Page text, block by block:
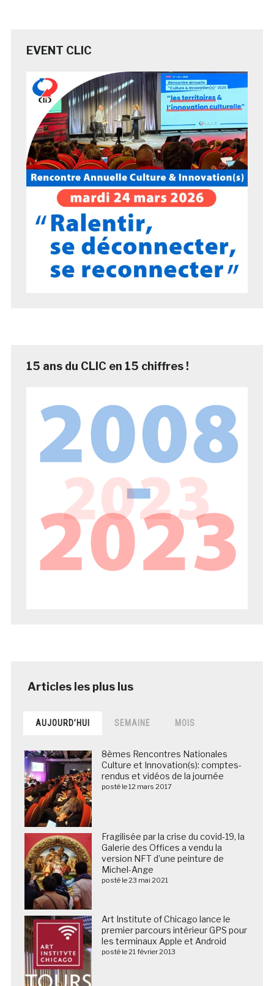
EVENT CLIC
15 ans du CLIC en 15 chiffres !
AUJOURD’HUI SEMAINE MOIS
8èmes Rencontres Nationales
Culture et Innovation(s): comptes-
rendus et vidéos de la journée
posté le 12 mars 2017
Fragilisée par la crise du covid-19, la
Galerie des Offices a vendu la
version NFT d’une peinture de
Michel-Ange
posté le 23 mai 2021
Art Institute of Chicago lance le
premier parcours intérieur GPS pour
les terminaux Apple et Android
posté le 21 février 2013